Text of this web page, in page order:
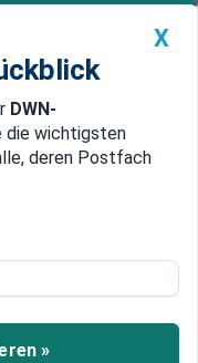
Premium
China
Bosz,
Österreicher
X
DWN-
die wichtigsten
deren Postfach
»